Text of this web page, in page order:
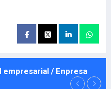
empresarial / Enpresa